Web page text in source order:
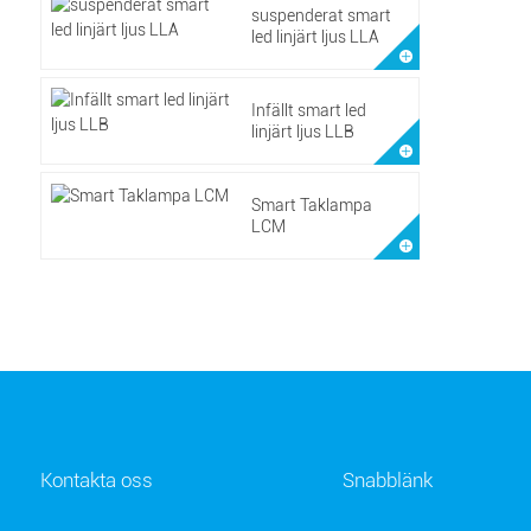
suspenderat smart
led linjärt ljus LLA
Infällt smart led
linjärt ljus LLB
Smart Taklampa
LCM
Kontakta oss Snabblänk